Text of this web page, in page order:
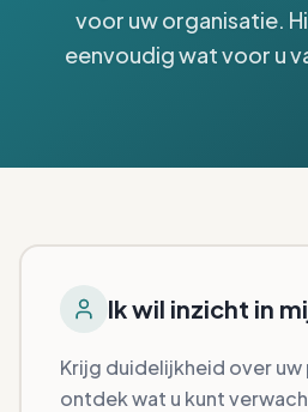
voor uw organisatie.
eenvoudig wat voor u
Ik wil inzicht in
Krijg duidelijkheid over uw
ontdek wat u kunt